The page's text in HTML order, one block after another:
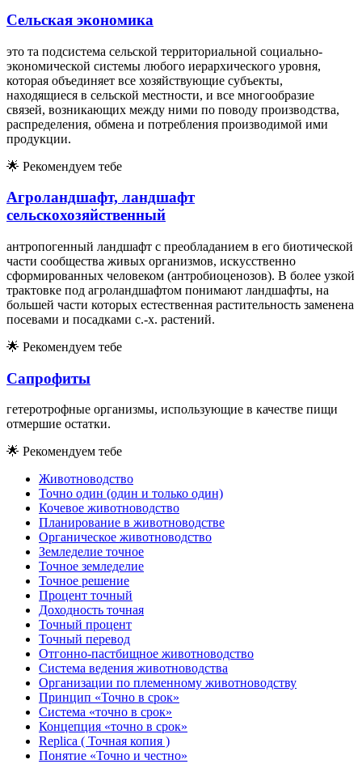
Сельская экономика
это та подсистема сельской территориальной социально-
экономической системы любого иерархического уровня,
которая объединяет все хозяйствующие субъекты,
находящиеся в сельской местности, и все многообразие
связей, возникающих между ними по поводу производства,
распределения, обмена и потребления производимой ими
продукции.
🌟 Рекомендуем тебе
Агроландшафт, ландшафт
сельскохозяйственный
антропогенный ландшафт с преобладанием в его биотической
части сообщества живых организмов, искусственно
сформированных человеком (антробиоценозов). В более узкой
трактовке под агроландшафтом понимают ландшафты, на
большей части которых естественная растительность заменена
посевами и посадками с.-х. растений.
🌟 Рекомендуем тебе
Сапрофиты
гетеротрофные организмы, использующие в качестве пищи
отмершие остатки.
🌟 Рекомендуем тебе
Животноводство
Точно один (один и только один)
Кочевое животноводство
Планирование в животноводстве
Органическое животноводство
Земледелие точное
Точное земледелие
Точное решение
Процент точный
Доходность точная
Точный процент
Точный перевод
Отгонно-пастбищное животноводство
Система ведения животноводства
Организации по племенному животноводству
Принцип «Точно в срок»
Система «точно в срок»
Концепция «точно в срок»
Replica ( Точная копия )
Понятие «Точно и честно»